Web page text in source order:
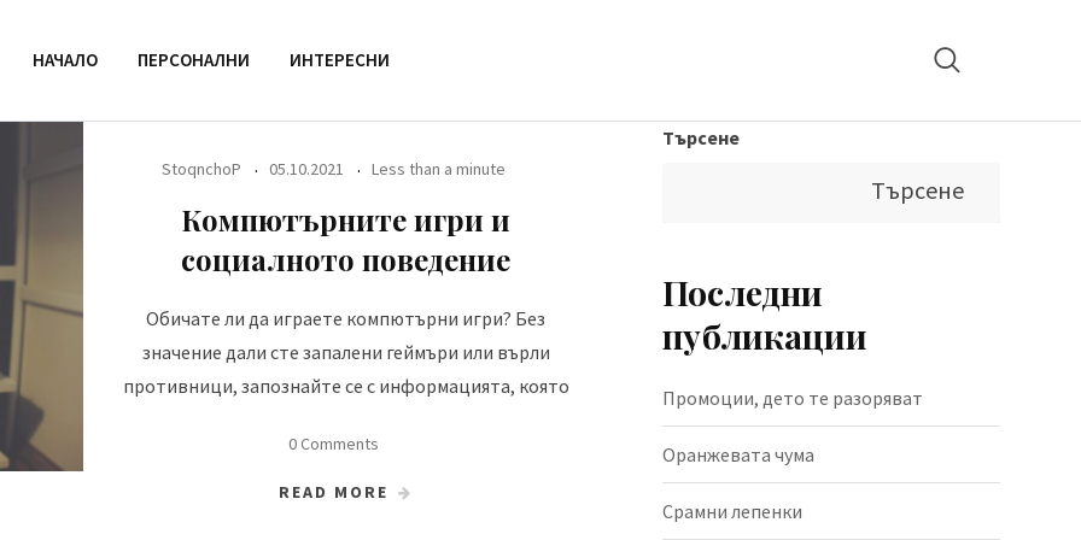
НАЧАЛО ПЕРСОНАЛНИ ИНТЕРЕСНИ
StoqnchoP 05.10.2021 Less than a minute
Компютърните игри и
социалното поведение
Обичате ли да играете компютърни игри? Без
значение дали сте запалени геймъри или върли
противници, запознайте се с информацията, която
0 Comments
READ MORE
Търсене
Търсене
Последни
публикации
Промоции, дето те разоряват
Оранжевата чума
Срамни лепенки